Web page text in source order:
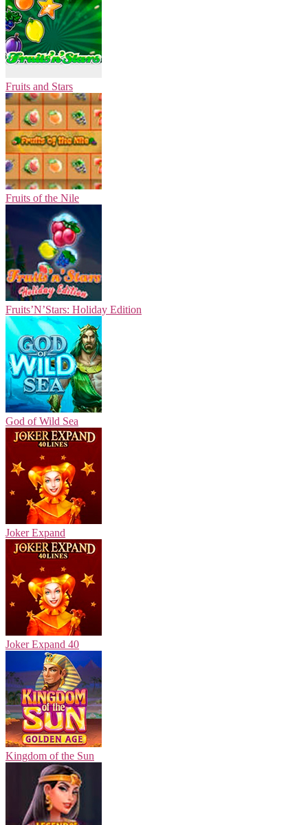
Fruits and Stars
Fruits of the Nile
Fruits’N’Stars: Holiday Edition
God of Wild Sea
Joker Expand
Joker Expand 40
Kingdom of the Sun